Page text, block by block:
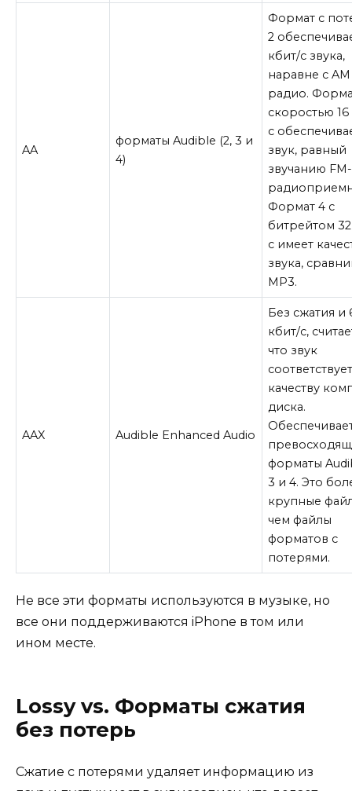
AA
форматы Audible (2, 3 и
4)
Формат с
2
кбит/с звука,
наравне с AM
радио.
скоростью
с
звук, равный
звучанию FM-
Формат 4 с
битрейтом
с имеет
звука,
MP3.
AAX Audible Enhanced Audio
Без сжатия и
кбит/с,
что звук
качеству
диска.
форматы
3 и 4. Это
крупные
чем файлы
форматов с
потерями.
Не все эти форматы используются в музыке, но
все они поддерживаются iPhone в том или
ином месте.
Lossy vs. Форматы сжатия
без потерь
Сжатие с потерями удаляет информацию из